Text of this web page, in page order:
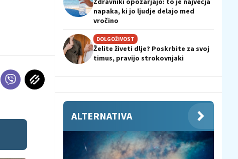
napaka, ki jo ljudje delajo med
vročino
DOLGOŽIVOST
Želite živeti dlje? Poskrbite za svoj
timus, pravijo strokovnjaki
ALTERNATIVA